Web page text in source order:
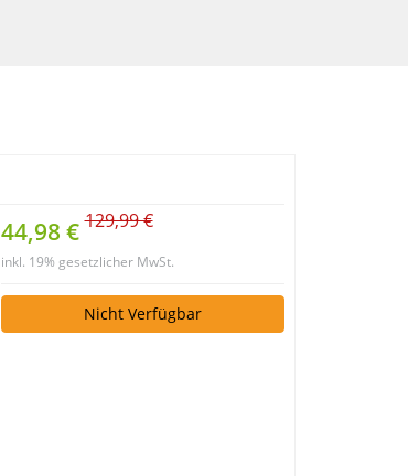
44,98 €129,99 €
inkl. 19% gesetzlicher MwSt.
Nicht Verfügbar